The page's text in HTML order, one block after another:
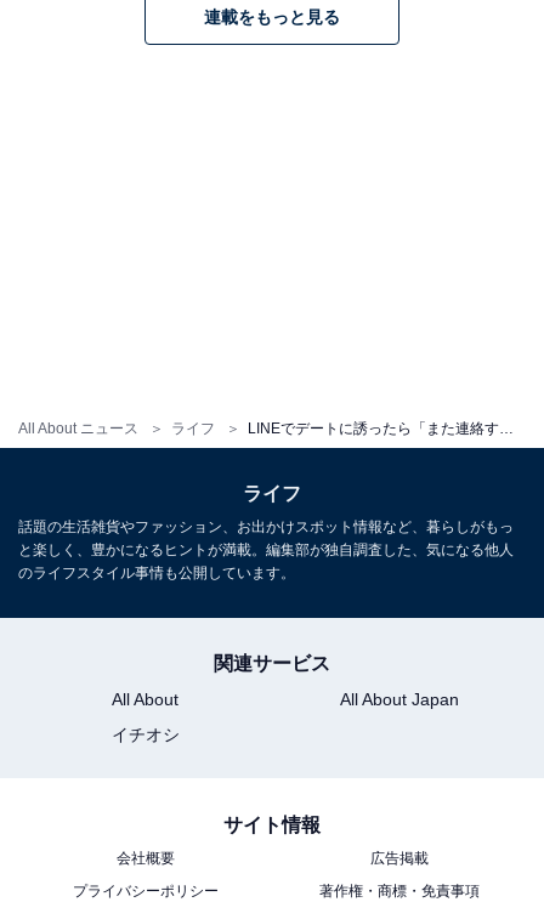
All About ニュース ライフ
に確認するね」と言ってくれた場合は、まさに脈ありの
心理状態。あなたからプッシュしなくてもOKです。
もし、やりとりを続けられる雰囲気があれば、翌日以降
に何気ない会話をしてみるのも良いでしょう。彼があな
ョンを深める必要があるからです。
一方で、数週間たってもデートの日程について連絡がな
ければ「社交辞令だったんだな」と思って諦めるのも得
連載をもっと見る
ライフ
話題の生活雑貨やファッション、お出かけスポット情報など、暮らしがもっ
と楽しく、豊かになるヒントが満載。編集部が独自調査した、気になる他人
のライフスタイル事情も公開しています。
関連サービス
All About
All About Japan
イチオシ
サイト情報
会社概要
広告掲載
プライバシーポリシー
著作権・商標・免責事項